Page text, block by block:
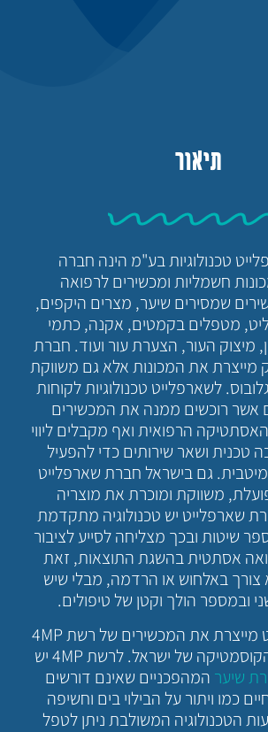
תיאור
טכנולוגיות בע"מ הינה חברה
חשמליות ומכשירים לרפואה
שמסירים שיער, מצרים היקפים,
מטפלים בקמטים, אקנה, כתמי
מיצוק העור, הצערת עור ועוד. חברת
מייצרת את המכונות אלא גם משווקת
לשארפלייט טכנולוגיות לקוחות
אשר רוכשים ממנה את המכשירים
הרפואית ואף מקבלים ליווי
טכנית ושאר שירותים כדי להפעיל
גם בישראל חברת שארפלייט
פועלת, משווקת ומוכרת את מוצריה
שארפלייט יש טכנולוגיה מתקדמת
שיטות ובכך מצליחה לסייע לציבור
אסתטית בהשגת התוצאות, זאת
באלחוש או הרדמה, מבלי שיש
ובמספר הולך וקטן של טיפולים.
חברת שארפלייט מייצרת את המכשירים של רשת 4MP
הידועה כרשת הקוסמטיקה של ישראל. לרשת 4MP יש
שיער המהפכניים שאינם דורשים
כמו ויתור על הבילוי בים וחשיפה
הטכנולוגיה המשולבת ניתן לטפל